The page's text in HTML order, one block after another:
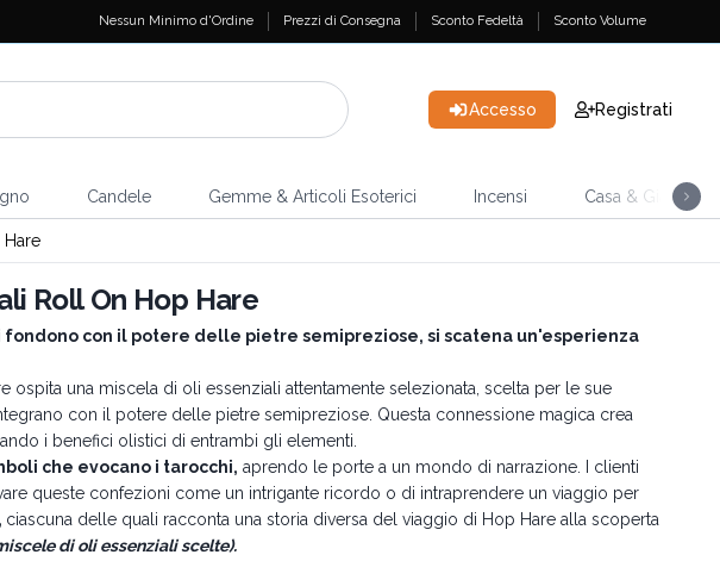
Nessun Minimo d'Ordine Prezzi di Consegna Sconto Fedeltà Sconto Volume
Accesso Registrati
Candele Gemme & Articoli Esoterici Incensi Casa & Giardino
Roll On Hop Hare
fondono con il potere delle pietre semipreziose, si scatena un'esperienza
ospita una miscela di oli essenziali attentamente selezionata, scelta per le sue
con il potere delle pietre semipreziose. Questa connessione magica crea
i benefici olistici di entrambi gli elementi.
che evocano i tarocchi, aprendo le porte a un mondo di narrazione. I clienti
queste confezioni come un intrigante ricordo o di intraprendere un viaggio per
ciascuna delle quali racconta una storia diversa del viaggio di Hop Hare alla scoperta
di oli essenziali scelte).